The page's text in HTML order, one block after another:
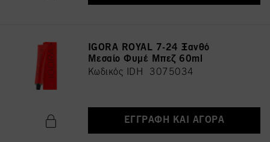
IGORA ROYAL 7-24 Ξανθό
Μεσαίο Φυμέ Μπεζ 60ml
Κωδικός IDH 3075034
ΕΓΓΡΑΦΉ ΚΑΙ ΑΓΟΡΆ